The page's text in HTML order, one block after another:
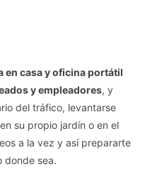
en casa y oficina portátil
y empleadores, y
del tráfico, levantarse
su propio jardín o en el
a la vez y así prepararte
donde sea.